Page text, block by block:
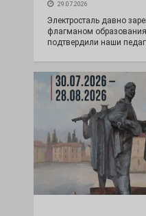
29.07.2026
Электросталь давно
флагманом
подтвердили наши